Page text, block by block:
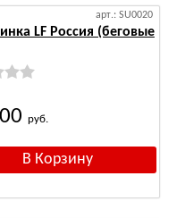
арт.: SU0020
LF Россия (беговые
руб.